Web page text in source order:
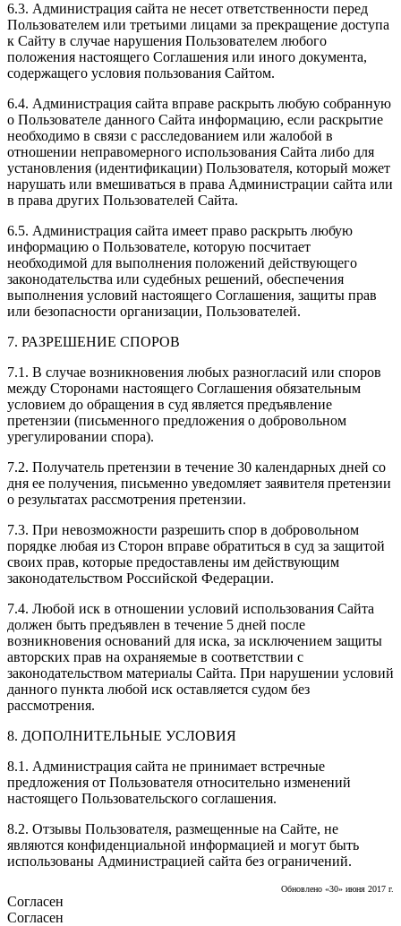
6.3. Администрация сайта не несет ответственности перед
Пользователем или третьими лицами за прекращение доступа
к Сайту в случае нарушения Пользователем любого
положения настоящего Соглашения или иного документа,
содержащего условия пользования Сайтом.
6.4. Администрация сайта вправе раскрыть любую собранную
о Пользователе данного Сайта информацию, если раскрытие
необходимо в связи с расследованием или жалобой в
отношении неправомерного использования Сайта либо для
установления (идентификации) Пользователя, который может
нарушать или вмешиваться в права Администрации сайта или
в права других Пользователей Сайта.
6.5. Администрация сайта имеет право раскрыть любую
информацию о Пользователе, которую посчитает
необходимой для выполнения положений действующего
законодательства или судебных решений, обеспечения
выполнения условий настоящего Соглашения, защиты прав
или безопасности организации, Пользователей.
7. РАЗРЕШЕНИЕ СПОРОВ
7.1. В случае возникновения любых разногласий или споров
между Сторонами настоящего Соглашения обязательным
условием до обращения в суд является предъявление
претензии (письменного предложения о добровольном
урегулировании спора).
7.2. Получатель претензии в течение 30 календарных дней со
дня ее получения, письменно уведомляет заявителя претензии
о результатах рассмотрения претензии.
7.3. При невозможности разрешить спор в добровольном
порядке любая из Сторон вправе обратиться в суд за защитой
своих прав, которые предоставлены им действующим
законодательством Российской Федерации.
7.4. Любой иск в отношении условий использования Сайта
должен быть предъявлен в течение 5 дней после
возникновения оснований для иска, за исключением защиты
авторских прав на охраняемые в соответствии с
законодательством материалы Сайта. При нарушении условий
данного пункта любой иск оставляется судом без
рассмотрения.
8. ДОПОЛНИТЕЛЬНЫЕ УСЛОВИЯ
8.1. Администрация сайта не принимает встречные
предложения от Пользователя относительно изменений
настоящего Пользовательского соглашения.
8.2. Отзывы Пользователя, размещенные на Сайте, не
являются конфиденциальной информацией и могут быть
использованы Администрацией сайта без ограничений.
Обновлено «30» июня 2017 г.
Согласен
Согласен